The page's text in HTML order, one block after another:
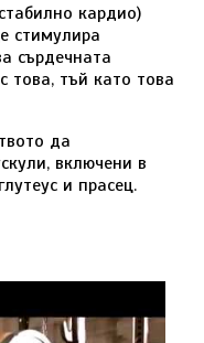
кардио)
стимулира
сърдечната
това, тъй като това
да
включени в
и прасец.